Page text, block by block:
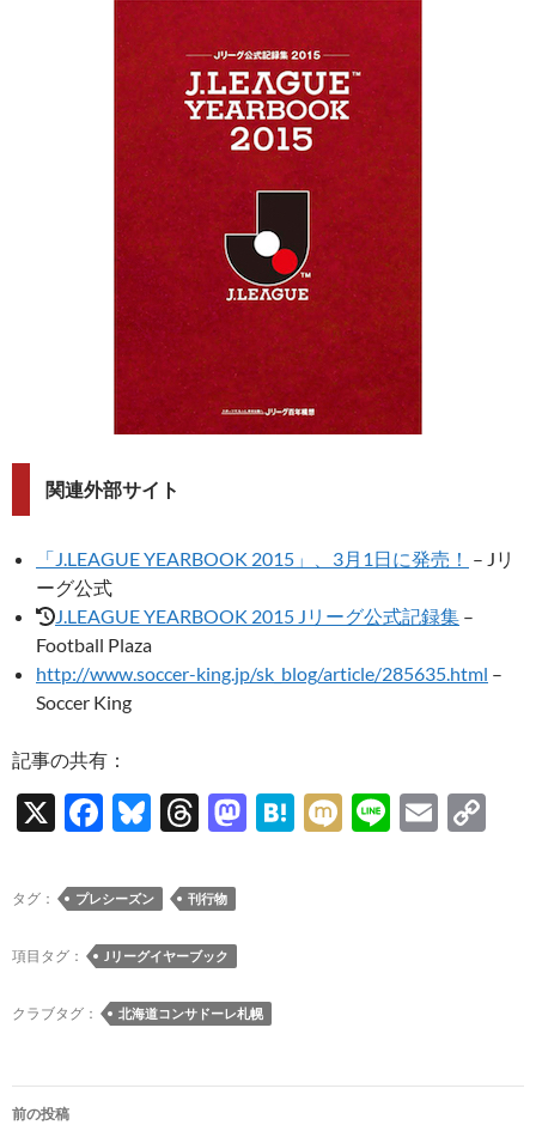
関連外部サイト
「J.LEAGUE YEARBOOK 2015」、3月1日に発売！ – Jリ
ーグ公式
J.LEAGUE YEARBOOK 2015 Jリーグ公式記録集 –
Football Plaza
http://www.soccer-king.jp/sk_blog/article/285635.html –
Soccer King
記事の共有：
X
F
e
b
o
o
k
Bl
es
k
y
T
e
a
ds
M
n
H
M Li
E
タグ： プレシーズン 刊行物
項目タグ： Jリーグイヤーブック
クラブタグ： 北海道コンサドーレ札幌
投
前の投稿